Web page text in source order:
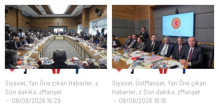
Siyaset, Yan Öne çıkan Haberler, z
Son dakika, zManşet
08/08/2026 16:29
Siyaset, ÜstManset, Yan Öne çıkan
Haberler, z Son dakika, zManşet
08/08/2026 16:16